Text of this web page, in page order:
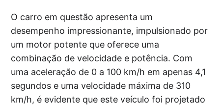
O carro em questão apresenta um
desempenho impressionante, impulsionado por
um motor potente que oferece uma
combinação de velocidade e potência. Com
uma aceleração de 0 a 100 km/h em apenas 4,1
segundos e uma velocidade máxima de 310
km/h, é evidente que este veículo foi projetado